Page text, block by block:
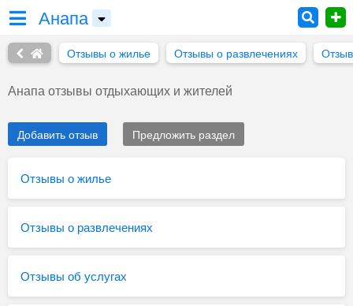
Анапа
Отзывы о жилье Отзывы о развлечениях
Анапа отзывы отдыхающих и жителей
Добавить отзыв Предложить раздел
Отзывы о жилье
Отзывы о развлечениях
Отзывы об услугах